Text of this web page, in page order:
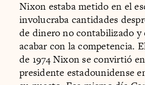
Nixon estaba metido en el
involucraba cantidades
de dinero no contabilizado y
acabar con la competencia.
de 1974 Nixon se convirtió
presidente estadounidense